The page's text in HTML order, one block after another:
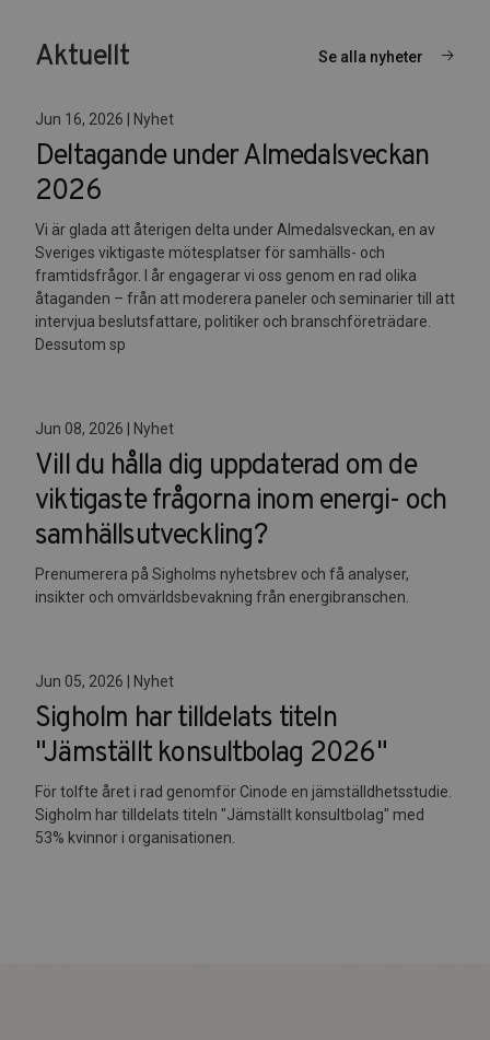
Aktuellt Se alla nyheter
Jun 16, 2026 | Nyhet
Deltagande under Almedalsveckan
2026
Vi är glada att återigen delta under Almedalsveckan, en av
Sveriges viktigaste mötesplatser för samhälls- och
framtidsfrågor. I år engagerar vi oss genom en rad olika
åtaganden – från att moderera paneler och seminarier till att
intervjua beslutsfattare, politiker och branschföreträdare.
Dessutom sp
Jun 08, 2026 | Nyhet
Vill du hålla dig uppdaterad om de
viktigaste frågorna inom energi- och
samhällsutveckling?
Prenumerera på Sigholms nyhetsbrev och få analyser,
insikter och omvärldsbevakning från energibranschen.
Jun 05, 2026 | Nyhet
Sigholm har tilldelats titeln
"Jämställt konsultbolag 2026"
För tolfte året i rad genomför Cinode en jämställdhetsstudie.
Sigholm har tilldelats titeln "Jämställt konsultbolag" med
53% kvinnor i organisationen.